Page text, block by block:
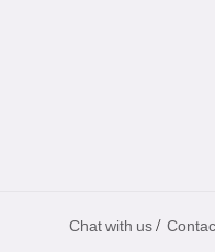
Chat with us /